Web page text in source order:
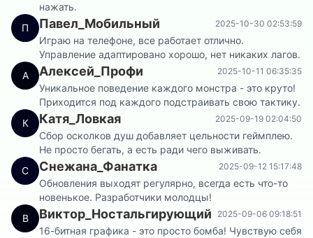
нажать.
П
Павел_Мобильный 2025-10-30 02:53:59
Играю на телефоне, все работает отлично.
Управление адаптировано хорошо, нет никаких лагов.
А
Алексей_Профи 2025-10-11 06:35:35
Уникальное поведение каждого монстра - это круто!
Приходится под каждого подстраивать свою тактику.
К
Катя_Ловкая 2025-09-19 02:04:50
Сбор осколков душ добавляет цельности геймплею.
Не просто бегать, а есть ради чего выживать.
С
Снежана_Фанатка 2025-09-12 15:17:48
Обновления выходят регулярно, всегда есть что-то
новенькое. Разработчики молодцы!
В
Виктор_Ностальгирующий 2025-09-06 09:18:51
16-битная графика - это просто бомба! Чувствую себя